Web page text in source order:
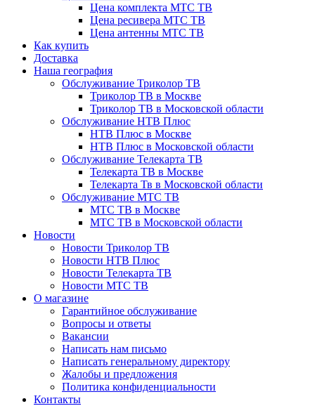
Цена комплекта МТС ТВ
Цена ресивера МТС ТВ
Цена антенны МТС ТВ
Как купить
Доставка
Наша география
Обслуживание Триколор ТВ
Триколор ТВ в Москве
Триколор ТВ в Московской области
Обслуживание НТВ Плюс
НТВ Плюс в Москве
НТВ Плюс в Московской области
Обслуживание Телекарта ТВ
Телекарта ТВ в Москве
Телекарта Тв в Московской области
Обслуживание МТС ТВ
МТС ТВ в Москве
МТС ТВ в Московской области
Новости
Новости Триколор ТВ
Новости НТВ Плюс
Новости Телекарта ТВ
Новости МТС ТВ
О магазине
Гарантийное обслуживание
Вопросы и ответы
Вакансии
Написать нам письмо
Написать генеральному директору
Жалобы и предложения
Политика конфиденциальности
Контакты